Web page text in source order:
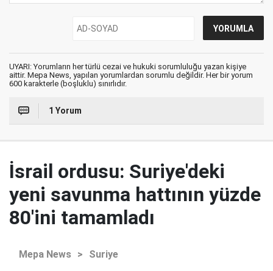
UYARI: Yorumların her türlü cezai ve hukuki sorumluluğu yazan kişiye
aittir. Mepa News, yapılan yorumlardan sorumlu değildir. Her bir yorum
600 karakterle (boşluklu) sınırlıdır.
1 Yorum
İsrail ordusu: Suriye'deki
yeni savunma hattının yüzde
80'ini tamamladı
Mepa News > Suriye